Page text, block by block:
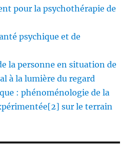
pour la psychothérapie de
psychique et de
la personne en situation de
à la lumière du regard
: phénoménologie de la
sur le terrain